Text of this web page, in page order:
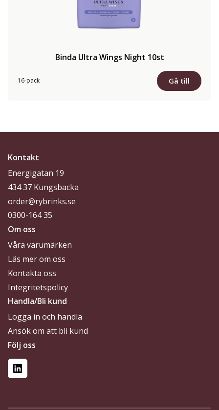
Binda Ultra Wings Night 10st
16-pack Gå till
Kontakt
Energigatan 19
434 37 Kungsbacka
order@rybrinks.se
0300-164 35
Om oss
Våra varumärken
Läs mer om oss
Kontakta oss
Integritetspolicy
Handla/Bli kund
Logga in och handla
Ansök om att bli kund
Följ oss
LinkedIn